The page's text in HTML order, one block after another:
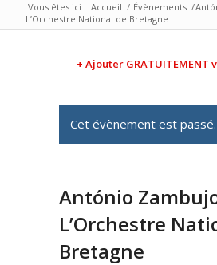
Vous êtes ici : Accueil / Évènements /
L’Orchestre National de Bretagne
+ Ajouter GRATUITEMENT
Cet évènement est passé.
António
L’Orchestre
Bretagne